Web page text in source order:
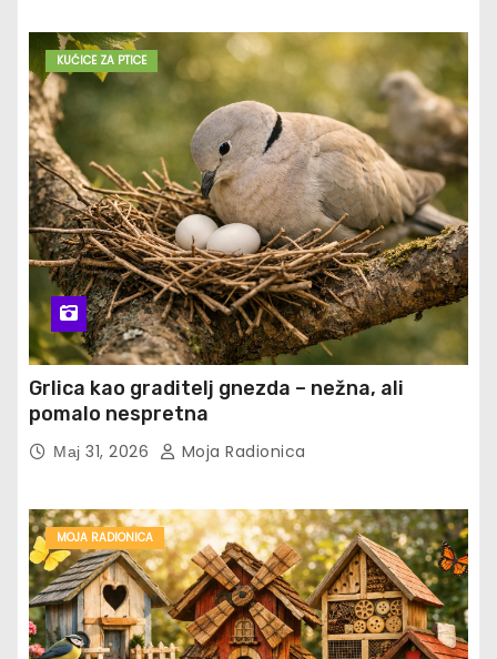
KUĆICE ZA PTICE
Grlica kao graditelj gnezda – nežna, ali
pomalo nespretna
Мај 31, 2026 Moja Radionica
MOJA RADIONICA